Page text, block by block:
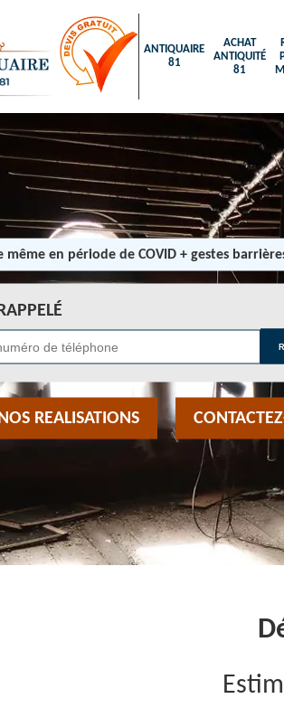
ANTIQUAIRE
81
ACHAT
ANTIQUITÉ
81
même en période de COVID + gestes
REALISATIONS